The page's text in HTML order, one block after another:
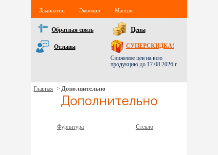
Ламинатин Экошпон Массив
Обратная связь Цены
Отзывы
СУПЕРСКИДКА!
Снижение цен на всю
продукцию до 17.08.2026 г.
Главная -> Дополнительно
Дополнительно
Фурнитура Стекло